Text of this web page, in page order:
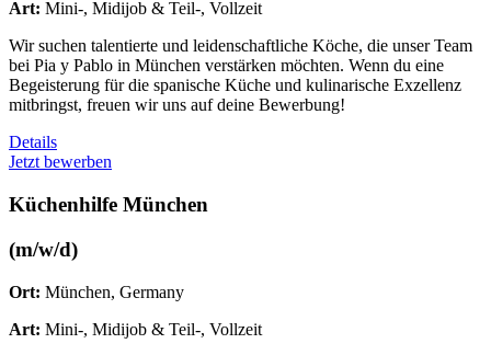
Art: Mini-, Midijob & Teil-, Vollzeit
Wir suchen talentierte und leidenschaftliche Köche, die unser Team
bei Pia y Pablo in München verstärken möchten. Wenn du eine
Begeisterung für die spanische Küche und kulinarische Exzellenz
mitbringst, freuen wir uns auf deine Bewerbung!
Details
Jetzt bewerben
Küchenhilfe München
(m/w/d)
Ort: München, Germany
Art: Mini-, Midijob & Teil-, Vollzeit